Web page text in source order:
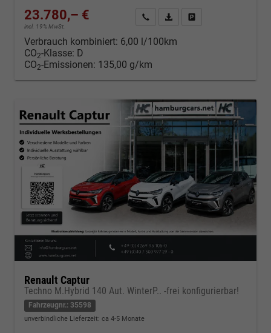
23.780,– €
incl. 19% MwSt.
Kontakt & Angebot anfordern
PDF-Datei, Fahrzeugexposé
Verbrauch kombiniert: 6,00 l/100km
CO2-Klasse: D
CO2-Emissionen: 135,00 g/km
Renault Captur
Techno M.Hybrid 140 Aut. WinterP.. -frei konfigurierbar!
Fahrzeugnr.: 35598
unverbindliche Lieferzeit: ca 4-5 Monate